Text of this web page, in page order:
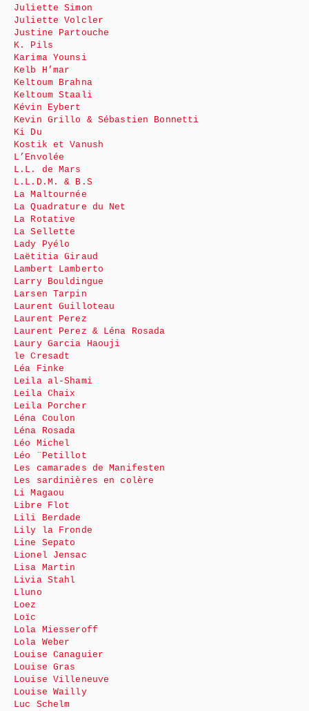
Juliette Simon
Juliette Volcler
Justine Partouche
K. Pils
Karima Younsi
Kelb H’mar
Keltoum Brahna
Keltoum Staali
Kévin Eybert
Kevin Grillo & Sébastien Bonnetti
Ki Du
Kostik et Vanush
L’Envolée
L.L. de Mars
L.L.D.M. & B.S
La Maltournée
La Quadrature du Net
La Rotative
La Sellette
Lady Pyélo
Laëtitia Giraud
Lambert Lamberto
Larry Bouldingue
Larsen Tarpin
Laurent Guilloteau
Laurent Perez
Laurent Perez & Léna Rosada
Laury Garcia Haouji
le Cresadt
Léa Finke
Leila al-Shami
Leila Chaix
Leila Porcher
Léna Coulon
Léna Rosada
Léo Michel
Léo ¨Petillot
Les camarades de Manifesten
Les sardinières en colère
Li Magaou
Libre Flot
Lili Berdade
Lily la Fronde
Line Sepato
Lionel Jensac
Lisa Martin
Livia Stahl
Lluno
Loez
Loïc
Lola Miesseroff
Lola Weber
Louise Canaguier
Louise Gras
Louise Villeneuve
Louise Wailly
Luc Schelm